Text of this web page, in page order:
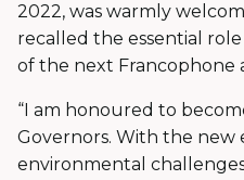
2022, was warmly
recalled the essential
of the next Francophone
“I am honoured to
Governors. With the new
environmental